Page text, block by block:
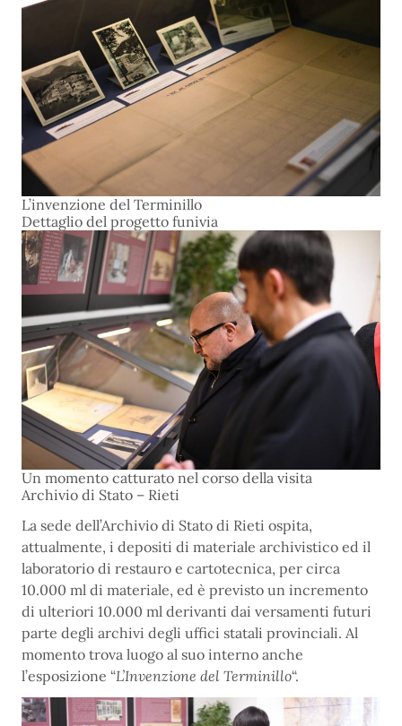
L’invenzione del Terminillo
Dettaglio del progetto funivia
Un momento catturato nel corso della visita
Archivio di Stato – Rieti
La sede dell’Archivio di Stato di Rieti ospita,
attualmente, i depositi di materiale archivistico ed il
laboratorio di restauro e cartotecnica, per circa
10.000 ml di materiale, ed è previsto un incremento
di ulteriori 10.000 ml derivanti dai versamenti futuri
parte degli archivi degli uffici statali provinciali. Al
momento trova luogo al suo interno anche
l’esposizione “L’Invenzione del Terminillo“.